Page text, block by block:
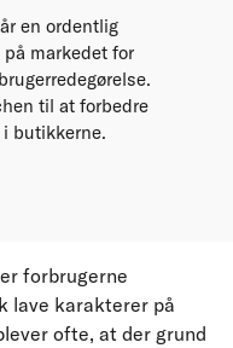
en ordentlig
markedet for
til at forbedre
butikkerne.
forbrugerne
lave karakterer på
ofte, at der grund